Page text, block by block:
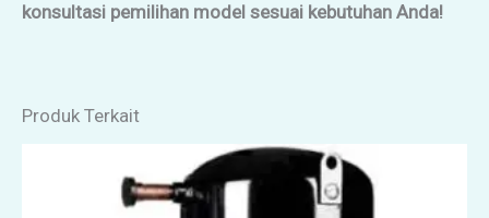
konsultasi pemilihan model sesuai kebutuhan Anda!
Produk Terkait